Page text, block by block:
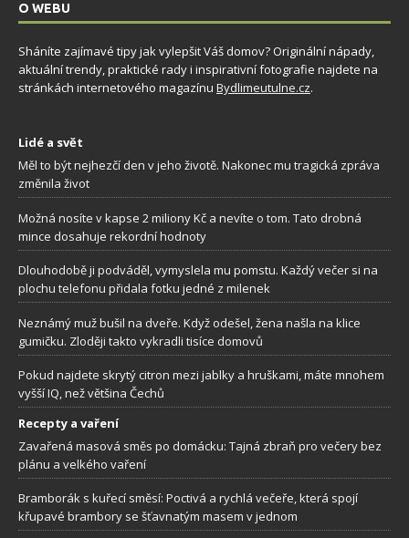
O WEBU
Sháníte zajímavé tipy jak vylepšit Váš domov? Originální nápady,
aktuální trendy, praktické rady i inspirativní fotografie najdete na
stránkách internetového magazínu Bydlimeutulne.cz.
Lidé a svět
Měl to být nejhezčí den v jeho životě. Nakonec mu tragická zpráva
změnila život
Možná nosíte v kapse 2 miliony Kč a nevíte o tom. Tato drobná
mince dosahuje rekordní hodnoty
Dlouhodobě ji podváděl, vymyslela mu pomstu. Každý večer si na
plochu telefonu přidala fotku jedné z milenek
Neznámý muž bušil na dveře. Když odešel, žena našla na klice
gumičku. Zloději takto vykradli tisíce domovů
Pokud najdete skrytý citron mezi jablky a hruškami, máte mnohem
vyšší IQ, než většina Čechů
Recepty a vaření
Zavařená masová směs po domácku: Tajná zbraň pro večery bez
plánu a velkého vaření
Bramborák s kuřecí směsí: Poctivá a rychlá večeře, která spojí
křupavé brambory se šťavnatým masem v jednom